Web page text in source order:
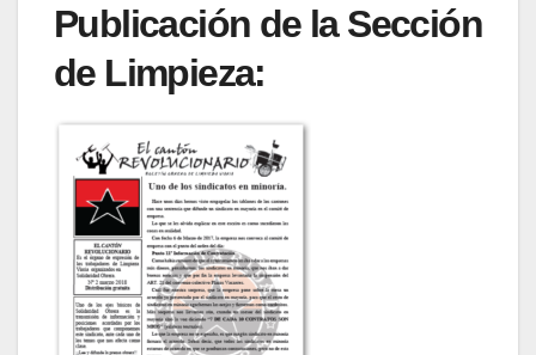
Publicación de la Sección
de Limpieza: